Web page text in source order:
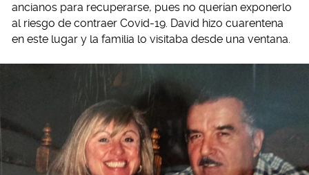
ancianos para recuperarse, pues no querían exponerlo
al riesgo de contraer Covid-19. David hizo cuarentena
en este lugar y la familia lo visitaba desde una ventana.